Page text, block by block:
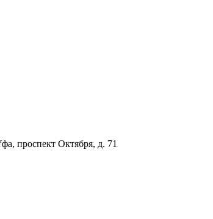
проспект Октября, д. 71